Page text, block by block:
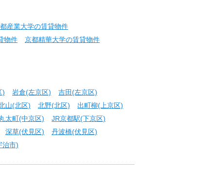
産業大学の賃貸物件
物件
京都精華大学の賃貸物件
) 岩倉(左京区)
吉田(左京区)
山(北区) 北野(北区)
出町柳(上京区)
太町(中京区)
JR京都駅(下京区)
深草(伏見区)
丹波橋(伏見区)
治市)